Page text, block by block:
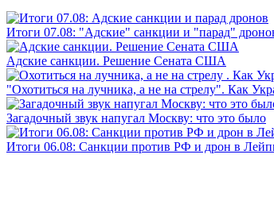
Итоги 07.08: "Адские" санкции и "парад"
Адские санкции. Решение Сената США
"Охотиться на лучника, а не на стрелу". Как
Загадочный звук напугал Москву: что это было
Итоги 06.08: Санкции против РФ и дрон в